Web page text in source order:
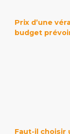
Prix d’une
budget
Faut-il choisir